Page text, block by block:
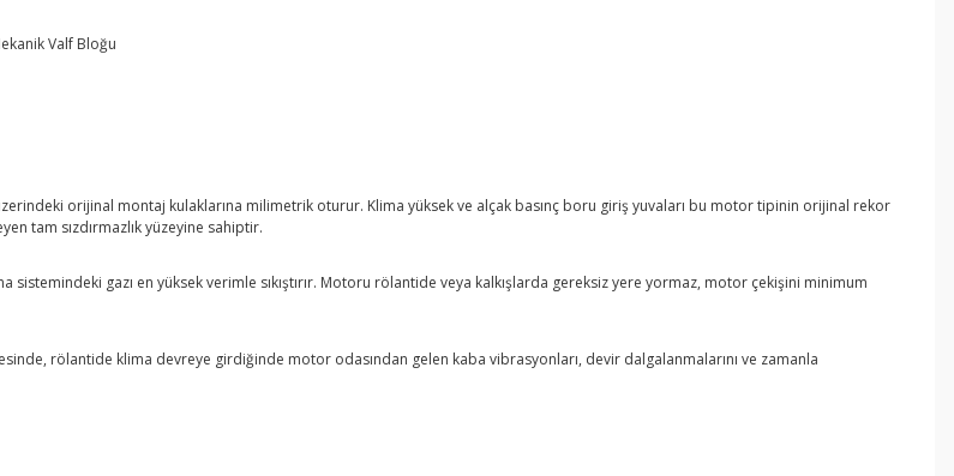
Valf Bloğu
orijinal montaj kulaklarına milimetrik oturur. Klima yüksek ve alçak basınç boru giriş yuvaları bu motor tipinin orijinal rekor
tam sızdırmazlık yüzeyine sahiptir.
sistemindeki gazı en yüksek verimle sıkıştırır. Motoru rölantide veya kalkışlarda gereksiz yere yormaz, motor çekişini minimum
rölantide klima devreye girdiğinde motor odasından gelen kaba vibrasyonları, devir dalgalanmalarını ve zamanla